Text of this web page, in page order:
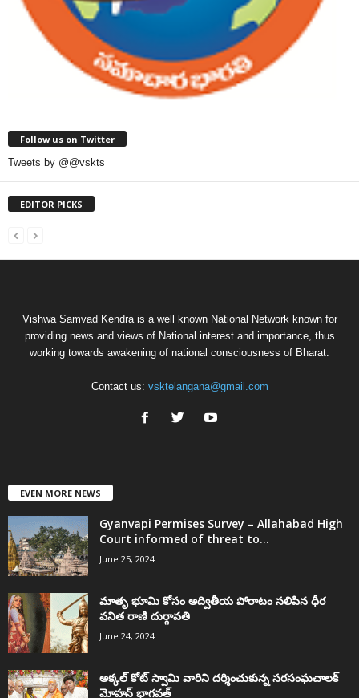
Follow us on Twitter
Tweets by @@vskts
EDITOR PICKS
Vishwa Samvad Kendra is a well known National Network known for
providing news and views of National interest and importance, thus
working towards awakening of national consciousness of Bharat.
Contact us: vsktelangana@gmail.com
EVEN MORE NEWS
Gyanvapi Permises Survey – Allahabad High
Court informed of threat to...
June 25, 2024
మాతృ భూమి కోసం అద్వితీయ పోరాటం సలిపిన ధీర
వనిత రాణి దుర్గావతి
June 24, 2024
అక్కల్‌ కోట్‌ స్వామి వారిని దర్శించుకున్న సరసంఘచాలక్
మోహన్ భాగవత్